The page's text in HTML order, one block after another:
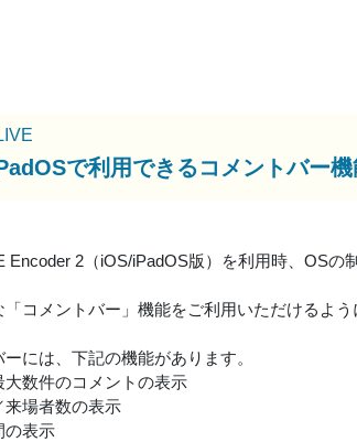
で利用できるコメントバー
Encoder 2（iOS/iPadOS版）を利用時、OS
「コメントバー」機能をご利用いただけるよう
ーには、下記の機能があります。
大数件のコメントの表示
来場者数の表示
の表示